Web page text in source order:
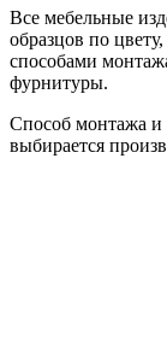
Все мебельные
образцов по
способами
фурнитуры.
Способ монтажа и
выбирается